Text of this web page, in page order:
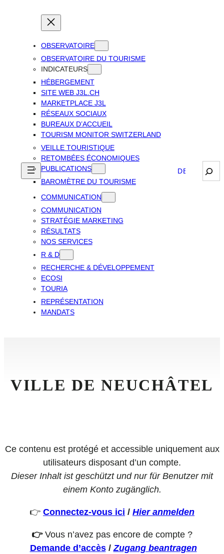
OBSERVATOIRE
OBSERVATOIRE DU TOURISME
INDICATEURS
HÉBERGEMENT
SITE WEB J3L.CH
MARKETPLACE J3L
RÉSEAUX SOCIAUX
BUREAUX D’ACCUEIL
TOURISM MONITOR SWITZERLAND
VEILLE TOURISTIQUE
RETOMBÉES ÉCONOMIQUES
PUBLICATIONS
BAROMÈTRE DU TOURISME
COMMUNICATION
COMMUNICATION
STRATÉGIE MARKETING
RÉSULTATS
NOS SERVICES
R & D
RECHERCHE & DÉVELOPPEMENT
ECOSI
TOURIA
REPRÉSENTATION
MANDATS
DEUTSCH
VILLE DE NEUCHÂTEL
Ce contenu est protégé et accessible uniquement aux
utilisateurs disposant d’un compte.
Dieser Inhalt ist geschützt und nur für Benutzer mit
einem Konto zugänglich.
👉 Connectez-vous ici / Hier anmelden
👉Vous n’avez pas encore de compte ?
Demande d’accès/Zugang beantragen